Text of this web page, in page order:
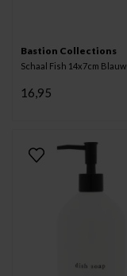
Bastion Collections
Schaal Fish 14x7cm Blauw
16,95